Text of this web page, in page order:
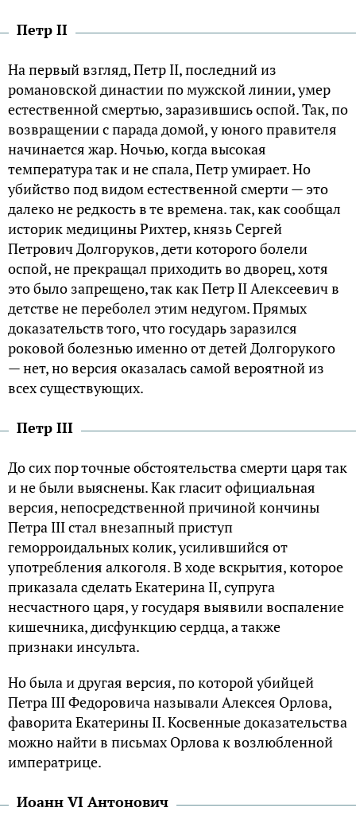
Петр II
На первый взгляд, Петр II, последний из
романовской династии по мужской линии, умер
естественной смертью, заразившись оспой. Так, по
возвращении с парада домой, у юного правителя
начинается жар. Ночью, когда высокая
температура так и не спала, Петр умирает. Но
убийство под видом естественной смерти — это
далеко не редкость в те времена. Так, как сообщал
историк медицины Рихтер, князь Сергей
Петрович Долгоруков, дети которого болели
оспой, не прекращал приходить во дворец, хотя
это было запрещено, так как Петр II Алексеевич в
детстве не переболел этим недугом. Прямых
доказательств того, что государь заразился
роковой болезнью именно от детей Долгорукого
— нет, но версия оказалась самой вероятной из
всех существующих.
Петр III
До сих пор точные обстоятельства смерти царя так
и не были выяснены. Как гласит официальная
версия, непосредственной причиной кончины
Петра III стал внезапный приступ
геморроидальных колик, усилившийся от
употребления алкоголя. В ходе вскрытия, которое
приказала сделать Екатерина II, супруга
несчастного царя, у государя выявили воспаление
кишечника, дисфункцию сердца, а также
признаки инсульта.
Но была и другая версия, по которой убийцей
Петра III Федоровича называли Алексея Орлова,
фаворита Екатерины II. Косвенные доказательства
можно найти в письмах Орлова к возлюбленной
императрице.
Иоанн VI Антонович